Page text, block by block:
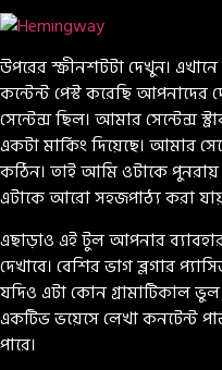
উপরের স্ক্রীনশটটা দেখুন।
কন্টেন্ট পেস্ট করেছি আপনাদের
সেন্টেন্স ছিল। আমার সেন্টেন্স
একটা মার্কিং দিয়েছে। আমার
কঠিন। তাই আমি ওটাকে পুনরায়
এটাকে আরো সহজপাঠ্য করা
এছাড়াও এই টুল আপনার
দেখাবে। বেশির ভাগ ব্লগার
যদিও এটা কোন গ্রামাটিকাল ভুল
একটিভ ভয়েসে লেখা কনটেন্ট
পারে।